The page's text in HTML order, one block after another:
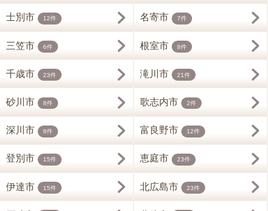
士別市 12件 名寄市 7件
三笠市 6件 根室市 8件
千歳市 23件 滝川市 21件
砂川市 8件 歌志内市 2件
深川市 8件 富良野市 12件
登別市 15件 恵庭市 23件
伊達市 15件 北広島市 23件